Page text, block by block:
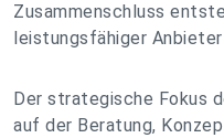
Zusammenschluss
leistungsfähiger
Der strategische Fokus
auf der Beratung,